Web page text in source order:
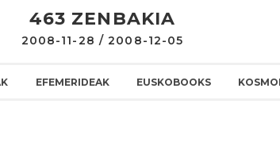
463 ZENBAKIA
2008-11-28 / 2008-12-05
EFEMERIDEAK EUSKOBOOKS